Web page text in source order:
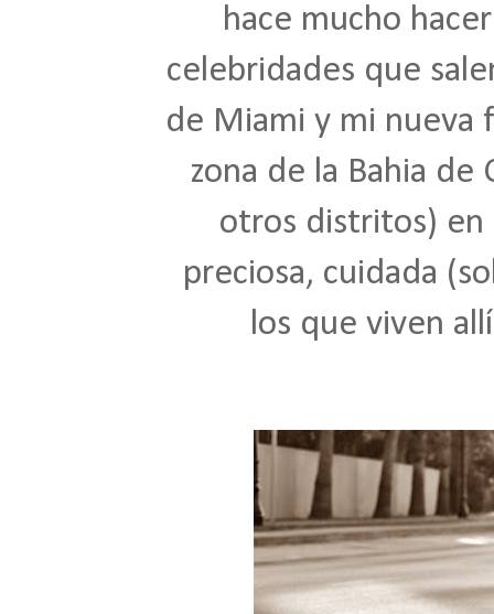
hace mucho
celebridades que
de Miami y mi nueva
zona de la Bahia de
otros distritos) en
preciosa, cuidada
los que viven